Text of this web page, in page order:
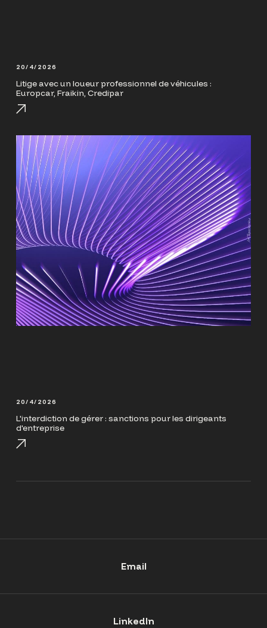
20/4/2026
Litige avec un loueur professionnel de véhicules :
Europcar, Fraikin, Credipar
20/4/2026
L'interdiction de gérer : sanctions pour les dirigeants
d'entreprise
Email
LinkedIn